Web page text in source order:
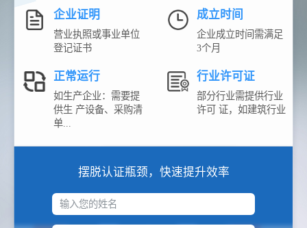
企业证明
营业执照或事业单位
登记证书
成立时间
企业成立时间需满足
3个月
正常运行
如生产企业：需要提
供生 产设备、采购清
单...
行业许可证
部分行业需提供行业
许可 证，如建筑行业
摆脱认证瓶颈，快速提升效率
输入您的姓名